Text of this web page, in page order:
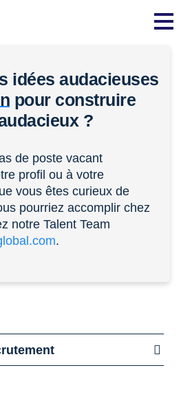
idées audacieuses
pour construire
?
de poste vacant
profil ou à votre
vous êtes curieux de
pourriez accomplir chez
notre Talent Team
.